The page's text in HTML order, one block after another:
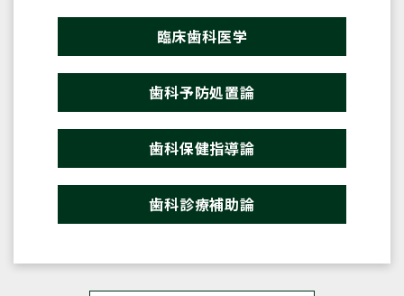
臨床歯科医学
歯科予防処置論
歯科保健指導論
歯科診療補助論